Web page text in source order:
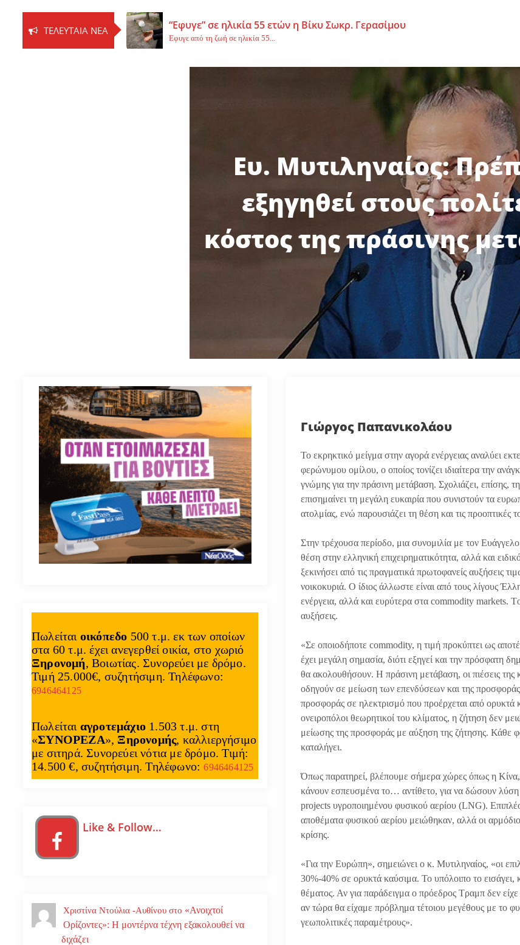
ΤΕΛΕΥΤΑΊΑ ΝΈΑ “Εφυγε” σε ηλικία 55 ετών η Βίκυ Σωκρ. Γερασίμου
Εφυγε από τη ζωή σε ηλικία 55...
Βοιωτία: Νεκρός ο 62χρονος – Επεσε από τη σκαλωσιά
Εφυγε από τη ζωή η μοναχή Ευπραξία (Κουκουλούδη)
Ευ. Μυτιληναίος:
εξηγηθεί στους
κόστος της πράσινης
Γιώργος Παπανικολάου
Το εκρηκτικό μείγμα στην αγορά ενέργειας αναλύει
φερώνυμου ομίλου, ο οποίος τονίζει ιδιαίτερα την
γνώμης για την πράσινη μετάβαση. Σχολιάζει, επίσης,
επισημαίνει τη μεγάλη ευκαιρία που συνιστούν τα
ατολμίας, ενώ παρουσιάζει τη θέση και τις προοπτικές
Στην τρέχουσα περίοδο, μια συνομιλία με τον
θέση στην ελληνική επιχειρηματικότητα, αλλά και
ξεκινήσει από τις πραγματικά πρωτοφανείς αυξήσεις
νοικοκυριά. Ο ίδιος άλλωστε είναι από τους λίγους
ενέργεια, αλλά και ευρύτερα στα commodity markets.
αυξήσεις.
«Σε οποιοδήποτε commodity, η τιμή προκύπτει ως
έχει μεγάλη σημασία, διότι εξηγεί και την πρόσφατη
θα ακολουθήσουν. Η πράσινη μετάβαση, οι πιέσεις της
οδηγούν σε μείωση των επενδύσεων και της προσφοράς
προσφοράς σε ηλεκτρισμό που προέρχεται από ορυκτά
ονειροπόλοι θεωρητικοί του κλίματος, η ζήτηση δεν
μείωσης της προσφοράς με αύξηση της ζήτησης. Κάθε
καταλήγει.
Όπως παρατηρεί, βλέπουμε σήμερα χώρες όπως η
κάνουν εσπευσμένα το… αντίθετο, για να δώσουν
projects υγροποιημένου φυσικού αερίου (LNG).
αποθέματα φυσικού αερίου μειώθηκαν, αλλά οι
κρίσης.
«Για την Ευρώπη», σημειώνει ο κ. Μυτιληναίος, «οι
30%-40% σε ορυκτά καύσιμα. Το υπόλοιπο το εισάγει,
θέματος. Αν για παράδειγμα ο πρόεδρος Τραμπ δεν
αν τώρα θα είχαμε πρόβλημα τέτοιου μεγέθους με το
γεωπολιτικές παραμέτρους».
Πωλείται οικόπεδο 500 τ.μ. εκ των οποίων
στα 60 τ.μ. έχει ανεγερθεί οικία, στο χωριό
Ξηρονομή, Βοιωτίας. Συνορεύει με δρόμο.
Τιμή 25.000€, συζητήσιμη. Τηλέφωνο:
6946464125
Πωλείται αγροτεμάχιο 1.503 τ.μ. στη
«ΣΥΝΟΡΕΖΑ», Ξηρονομής, καλλιεργήσιμο
με σιτηρά. Συνορεύει νότια με δρόμο. Τιμή:
14.500 €, συζητήσιμη. Τηλέφωνο:6946464125
Like & Follow…
Χριστίνα Ντούλια -Αυθίνου στο «Ανοιχτοί
Ορίζοντες»: Η μοντέρνα τέχνη εξακολουθεί να
διχάζει